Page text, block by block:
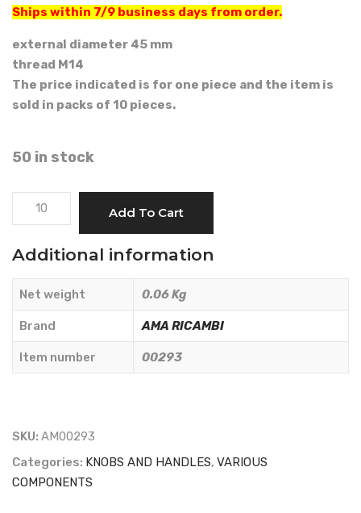
Ships within 7/9 business days from order.
external diameter 45 mm
thread M14
The price indicated is for one piece and the item is
sold in packs of 10 pieces.
50 in stock
BALL
KNOB
M14
-
AMA
RICAMBI
-
00293
Add To Cart
Additional information
Net weight 0.06 Kg
Brand AMA RICAMBI
Item number 00293
SKU: AM00293
Categories: KNOBS AND HANDLES, VARIOUS
COMPONENTS